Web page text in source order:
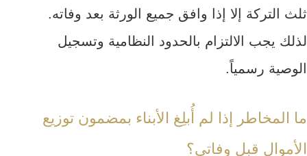
ثلث التركة إلا إذا وافق جميع الورثة بعد وفاته.
لذلك يجب الالتزام بالحدود النظامية وتسجيل
الوصية رسمياً.
ما المخاطر إذا لم أُبلِغ الأبناء بمضمون توزيع
الأموال قبل وفاتي؟